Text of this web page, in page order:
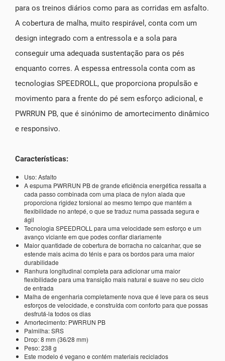
para os treinos diários como para as corridas em asfalto.
A cobertura de malha, muito respirável, conta com um
design integrado com a entressola e a sola para
conseguir uma adequada sustentação para os pés
enquanto corres. A espessa entressola conta com as
tecnologias SPEEDROLL, que proporciona propulsão e
movimento para a frente do pé sem esforço adicional, e
PWRRUN PB, que é sinónimo de amortecimento dinâmico
e responsivo.
Características:
Uso: Asfalto
A espuma PWRRUN PB de grande eficiência energética ressalta a
cada passo combinada com uma placa de nylon alada que
proporciona rigidez torsional ao mesmo tempo que mantém a
flexibilidade no antepé, o que se traduz numa passada segura e
ágil
Tecnologia SPEEDROLL para uma velocidade sem esforço e um
avanço viciante em que podes confiar diariamente
Maior quantidade de cobertura de borracha no calcanhar, que se
estende mais acima do ténis e para os bordos para uma maior
durabilidade
Ranhura longitudinal completa para adicionar uma maior
flexibilidade para uma transição mais natural e suave no seu ciclo
de entrada
Malha de engenharia completamente nova que é leve para os seus
esforços de velocidade, e construída com conforto para que possas
desfrutá-la todos os dias
Amortecimento: PWRRUN PB
Palmilha: SRS
Drop: 8 mm (36/28 mm)
Peso: 238 g
Este modelo é vegano e contém materiais reciclados